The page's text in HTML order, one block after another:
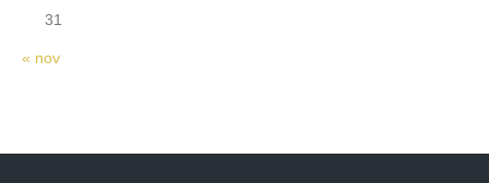
« nov
31